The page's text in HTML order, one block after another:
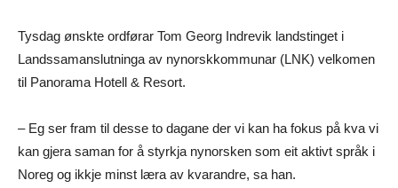
Tysdag ønskte ordførar Tom Georg Indrevik landstinget i
Landssamanslutninga av nynorskkommunar (LNK) velkomen
til Panorama Hotell & Resort.
– Eg ser fram til desse to dagane der vi kan ha fokus på kva vi
kan gjera saman for å styrkja nynorsken som eit aktivt språk i
Noreg og ikkje minst læra av kvarandre, sa han.